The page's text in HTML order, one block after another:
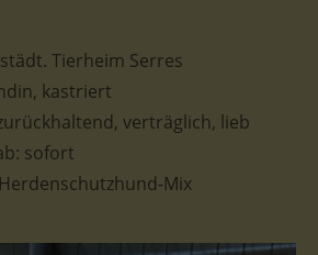
Tierheim Serres
kastriert
verträglich, lieb
sofort
Mix